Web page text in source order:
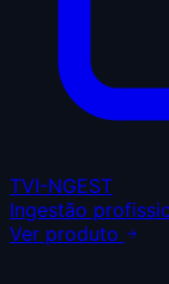
TVI-NGEST
Ingestão
Ver produto